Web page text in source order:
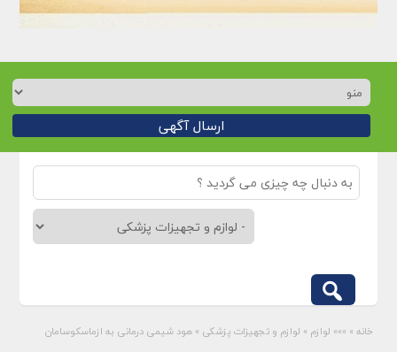
ارسال آگهی
خانه » »»» لوازم » لوازم و تجهیزات پزشکی » هود شیمی درمانی به ازماسکوسامان